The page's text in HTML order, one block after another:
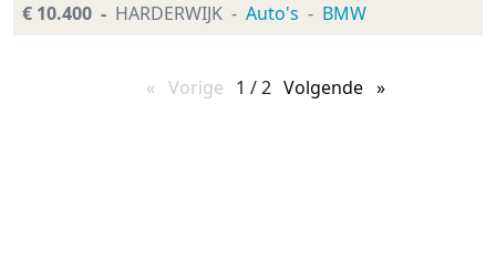
€ 10.400 HARDERWIJK Auto's BMW
Vorige pagina
1 / 2 Volgende pagina